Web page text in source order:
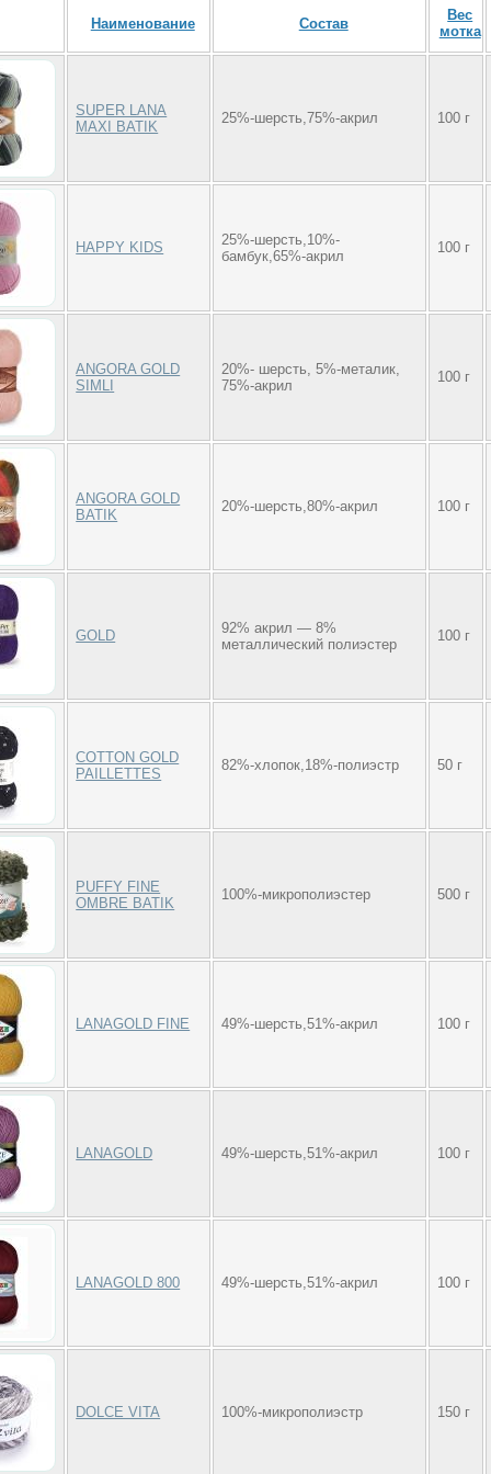
Наименование Состав
Вес
мотка
SUPER LANA
MAXI BATIK
25%-шерсть,75%-акрил 100 г
HAPPY KIDS
25%-шерсть,10%-
бамбук,65%-акрил
100 г
ANGORA GOLD
SIMLI
20%- шерсть, 5%-металик,
75%-акрил
100 г
ANGORA GOLD
BATIK
20%-шерсть,80%-акрил 100 г
GOLD
92% акрил — 8%
металлический полиэстер
100 г
COTTON GOLD
PAILLETTES
82%-хлопок,18%-полиэстр 50 г
PUFFY FINE
OMBRE BATIK
100%-микрополиэстер 500 г
LANAGOLD FINE 49%-шерсть,51%-акрил 100 г
LANAGOLD 49%-шерсть,51%-акрил 100 г
LANAGOLD 800 49%-шерсть,51%-акрил 100 г
DOLCE VITA 100%-микрополиэстр 150 г